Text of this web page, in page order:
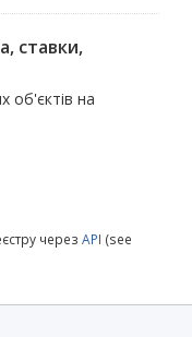
ставки,
об'єктів на
через API (see